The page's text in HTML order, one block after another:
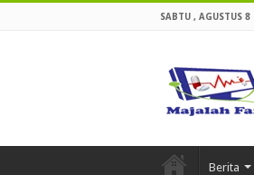
SABTU , AGUSTUS 8
Berita